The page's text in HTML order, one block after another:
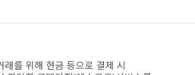
래를 위해 현금 등으로 결제 시